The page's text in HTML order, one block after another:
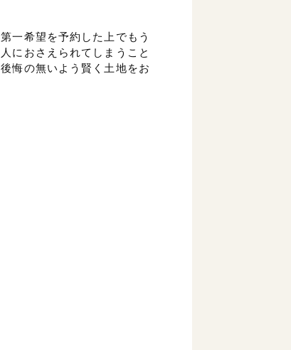
一希望を予約した上でもう
におさえられてしまうこと
悔の無いよう賢く土地をお